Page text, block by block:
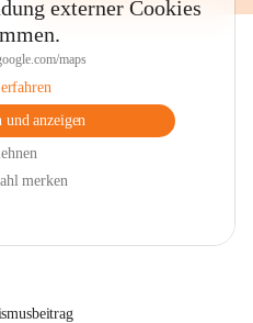
externer Cookies
maps
und anzeigen
merken